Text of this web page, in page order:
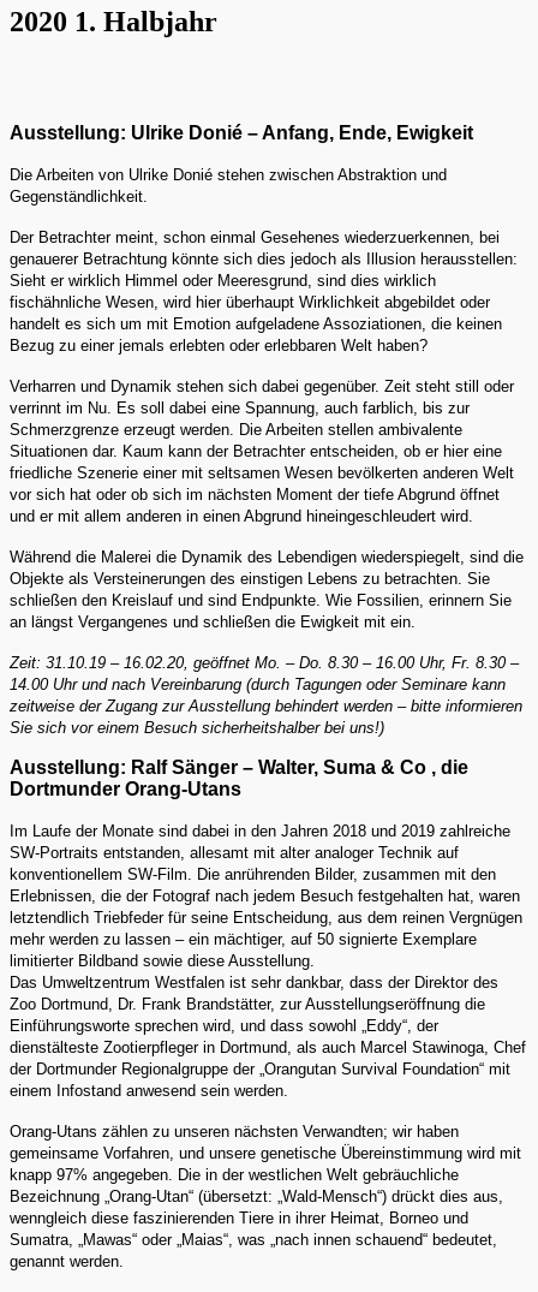
2020 1. Halbjahr
Ausstellung: Ulrike Donié – Anfang, Ende, Ewigkeit
Die Arbeiten von Ulrike Donié stehen zwischen Abstraktion und
Gegenständlichkeit.
Der Betrachter meint, schon einmal Gesehenes wiederzuerkennen, bei
genauerer Betrachtung könnte sich dies jedoch als Illusion herausstellen:
Sieht er wirklich Himmel oder Meeresgrund, sind dies wirklich
fischähnliche Wesen, wird hier überhaupt Wirklichkeit abgebildet oder
handelt es sich um mit Emotion aufgeladene Assoziationen, die keinen
Bezug zu einer jemals erlebten oder erlebbaren Welt haben?
Verharren und Dynamik stehen sich dabei gegenüber. Zeit steht still oder
verrinnt im Nu. Es soll dabei eine Spannung, auch farblich, bis zur
Schmerzgrenze erzeugt werden. Die Arbeiten stellen ambivalente
Situationen dar. Kaum kann der Betrachter entscheiden, ob er hier eine
friedliche Szenerie einer mit seltsamen Wesen bevölkerten anderen Welt
vor sich hat oder ob sich im nächsten Moment der tiefe Abgrund öffnet
und er mit allem anderen in einen Abgrund hineingeschleudert wird.
Während die Malerei die Dynamik des Lebendigen wiederspiegelt, sind die
Objekte als Versteinerungen des einstigen Lebens zu betrachten. Sie
schließen den Kreislauf und sind Endpunkte. Wie Fossilien, erinnern Sie
an längst Vergangenes und schließen die Ewigkeit mit ein.
Zeit: 31.10.19 – 16.02.20, geöffnet Mo. – Do. 8.30 – 16.00 Uhr, Fr. 8.30 –
14.00 Uhr und nach Vereinbarung (durch Tagungen oder Seminare kann
zeitweise der Zugang zur Ausstellung behindert werden – bitte informieren
Sie sich vor einem Besuch sicherheitshalber bei uns!)
Ausstellung: Ralf Sänger – Walter, Suma & Co , die
Dortmunder Orang-Utans
Im Laufe der Monate sind dabei in den Jahren 2018 und 2019 zahlreiche
SW-Portraits entstanden, allesamt mit alter analoger Technik auf
konventionellem SW-Film. Die anrührenden Bilder, zusammen mit den
Erlebnissen, die der Fotograf nach jedem Besuch festgehalten hat, waren
letztendlich Triebfeder für seine Entscheidung, aus dem reinen Vergnügen
mehr werden zu lassen – ein mächtiger, auf 50 signierte Exemplare
limitierter Bildband sowie diese Ausstellung.
Das Umweltzentrum Westfalen ist sehr dankbar, dass der Direktor des
Zoo Dortmund, Dr. Frank Brandstätter, zur Ausstellungseröffnung die
Einführungsworte sprechen wird, und dass sowohl „Eddy“, der
dienstälteste Zootierpfleger in Dortmund, als auch Marcel Stawinoga, Chef
der Dortmunder Regionalgruppe der „Orangutan Survival Foundation“ mit
einem Infostand anwesend sein werden.
Orang-Utans zählen zu unseren nächsten Verwandten; wir haben
gemeinsame Vorfahren, und unsere genetische Übereinstimmung wird mit
knapp 97% angegeben. Die in der westlichen Welt gebräuchliche
Bezeichnung „Orang-Utan“ (übersetzt: „Wald-Mensch“) drückt dies aus,
wenngleich diese faszinierenden Tiere in ihrer Heimat, Borneo und
Sumatra, „Mawas“ oder „Maias“, was „nach innen schauend“ bedeutet,
genannt werden.